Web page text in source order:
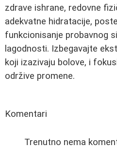
zdrave ishrane, redovne
adekvatne hidratacije,
funkcionisanje probavnog
lagodnosti. Izbegavajte
koji izazivaju bolove, i
održive promene.
Komentari
Trenutno nema